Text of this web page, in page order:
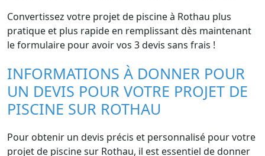
Convertissez votre projet de piscine à Rothau plus
pratique et plus rapide en remplissant dès maintenant
le formulaire pour avoir vos 3 devis sans frais !
INFORMATIONS À DONNER POUR
UN DEVIS POUR VOTRE PROJET DE
PISCINE SUR ROTHAU
Pour obtenir un devis précis et personnalisé pour votre
projet de piscine sur Rothau, il est essentiel de donner